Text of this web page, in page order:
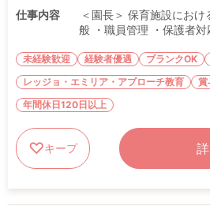
仕事内容
＜園長＞ 保育施設にお
般 ・職員管理 ・保護者対
未経験歓迎 経験者優遇 ブランクOK
レッジョ・エミリア・アプローチ教育
賞
年間休日120日以上
キープ